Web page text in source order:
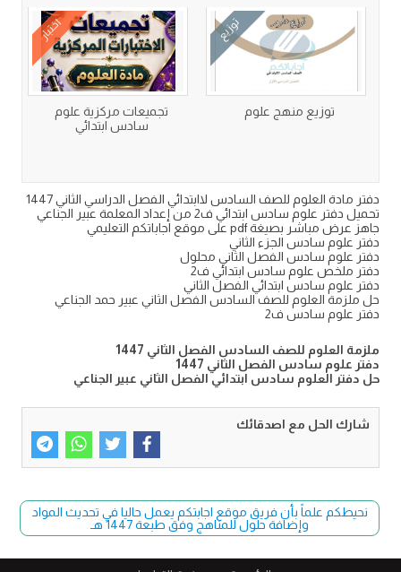
توزيع
توزيع منهج علوم
اختبار
تجميعات مركزية علوم
سادس ابتدائي
دفتر مادة العلوم للصف السادس لاابتدائي الفصل الدراسي الثاني 1447
تحميل دفتر علوم سادس ابتدائي ف2 من إعداد المعلمة عبير الجناعي
جاهز عرض مباشر بصيغة pdf على موقع اجاباتكم التعليمي
دفتر علوم سادس الجزء الثاني
دفتر علوم سادس الفصل الثاني محلول
دفتر ملخص علوم سادس ابتدائي ف2
دفتر علوم سادس ابتدائي الفصل الثاني
حل ملزمة العلوم للصف السادس الفصل الثاني عبير حمد الجناعي
دفتر علوم سادس ف2
ملزمة العلوم للصف السادس الفصل الثاني 1447
دفتر علوم سادس الفصل الثاني 1447
حل دفتر العلوم سادس ابتدائي الفصل الثاني عبير الجناعي
شارك الحل مع اصدقائك
نحيطكم علماً بأن فريق موقع اجابتكم يعمل حاليا في تحديث المواد
وإضافة حلول للمناهج وفق طبعة 1447 هـ